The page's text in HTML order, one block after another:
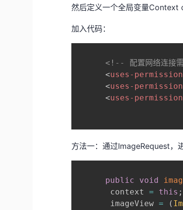
然后定义一个全局变量Context
加入代码：
<!-- 配置网络连接
<uses-permission
<uses-permission
<uses-permission
方法一：通过ImageRequest，
public void
       context
= this ;
       imageView
= (